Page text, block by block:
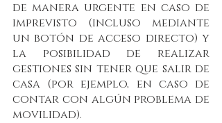
de manera urgente en caso de
imprevisto (incluso mediante
un botón de acceso directo) y
la posibilidad de realizar
gestiones sin tener que salir de
casa (por ejemplo, en caso de
contar con algún problema de
movilidad).